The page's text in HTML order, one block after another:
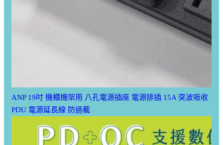
ANP 19吋 機櫃機架用 八孔電源插座 電源排插 15A 突波吸收
PDU 電源延長線 防過載